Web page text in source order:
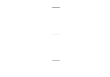
—
—
—